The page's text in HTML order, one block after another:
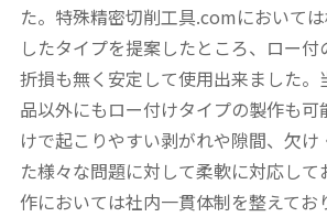
た。特殊精密切削工具.comにおいて
したタイプを提案したところ、ロー
折損も無く安定して使用出来ました。
品以外にもロー付けタイプの製作も可
けで起こりやすい剥がれや隙間、欠け
た様々な問題に対して柔軟に対応して
作においては社内一貫体制を整えてお